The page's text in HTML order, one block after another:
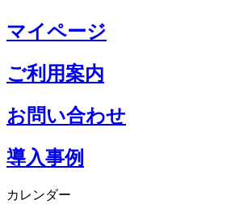
マイページ
ご利用案内
お問い合わせ
導入事例
カレンダー